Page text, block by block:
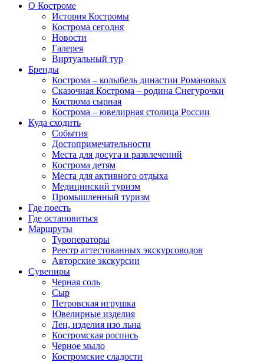
О Костроме
История Костромы
Кострома сегодня
Новости
Галерея
Виртуальный тур
Бренды
Кострома – колыбель династии Романовых
Сказочная Кострома – родина Снегурочки
Кострома сырная
Кострома – ювелирная столица России
Куда сходить
События
Достопримечательности
Места для досуга и развлечений
Кострома детям
Места для активного отдыха
Медицинский туризм
Промышленный туризм
Где поесть
Где остановиться
Маршруты
Туроператоры
Реестр аттестованных экскурсоводов
Авторские экскурсии
Сувениры
Черная соль
Сыр
Петровская игрушка
Ювелирные изделия
Лен, изделия изо льна
Костромская роспись
Черное мыло
Костромские сладости